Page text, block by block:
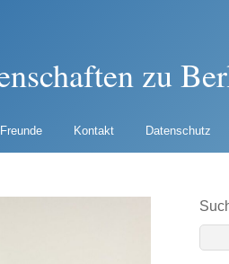
zu
Kontakt Datenschutz